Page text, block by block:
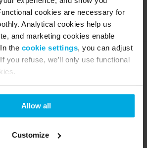
cookies are necessary for
Analytical cookies help us
and marketing cookies enable
the cookie settings, you can adjust
you refuse, we’ll only use functional
Allow all
Customize